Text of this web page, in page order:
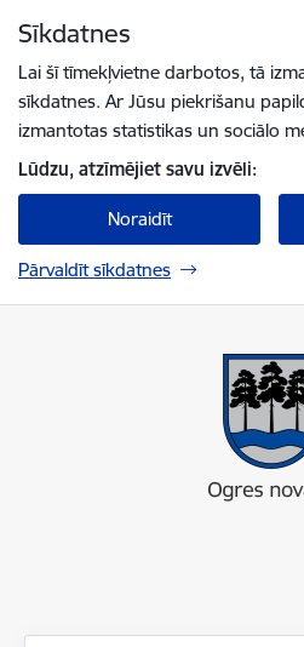
Sīkdatnes
Lai šī tīmekļvietne darbotos, tā
sīkdatnes. Ar Jūsu piekrišanu
izmantotas statistikas un sociālo
Lūdzu, atzīmējiet savu izvēli:
Noraidīt
Pārvaldīt sīkdatnes